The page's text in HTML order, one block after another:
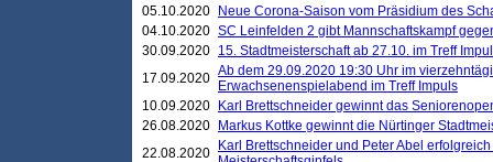
05.10.2020
Neue Corona-Saison vom Präsidium des
04.10.2020 SC Leinfelden 2 gibt Mannschaftskampf
30.09.2020 15. Stadtmeisterschaft ab 27.10. im Treff
17.09.2020 Ab dem 29.09.2020 19:30 Uhr im
Erwachsenenspielabend im Treff Impuls
10.09.2020
Karl Brettschneider gewinnt das
26.08.2020
Markus Kottke gewinnt die Nürtinger
22.08.2020
Karl Brettschneider und Peter Abel